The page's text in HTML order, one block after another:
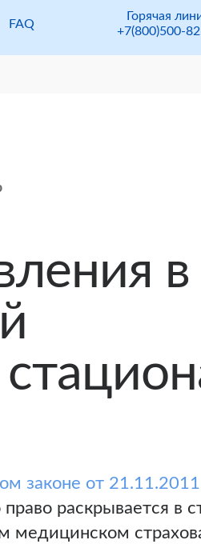
FAQ
Горячая
+7(800)500-
в
законе от
раскрывается в